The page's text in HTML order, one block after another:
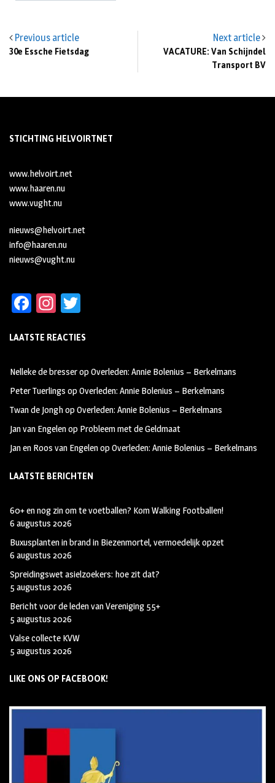
Previous article
30e Essche Fietsdag
Next article
VACATURE: Van Schijndel
Transport BV
STICHTING HELVOIRTNET
www.helvoirt.net
www.haaren.nu
www.vught.nu
nieuws@helvoirt.net
info@haaren.nu
nieuws@vught.nu
Fa
b
oo
k
In
ag
m
tt
LAATSTE REACTIES
Nelleke de bresseropOverleden: Annie Bolenius – Berkelmans
Peter Tuerlings opOverleden: Annie Bolenius – Berkelmans
Twan de JonghopOverleden: Annie Bolenius – Berkelmans
Jan van Engelenop Probleem met de Geldmaat
Jan en Roos van EngelenopOverleden: Annie Bolenius – Berkelmans
LAATSTE BERICHTEN
60+ en nog zin om te voetballen? Kom Walking Footballen!
6 augustus 2026
Buxusplanten in brand in Biezenmortel, vermoedelijk opzet
6 augustus 2026
Spreidingswet asielzoekers: hoe zit dat?
5 augustus 2026
Bericht voor de leden van Vereniging 55+
5 augustus 2026
Valse collecte KVW
5 augustus 2026
LIKE ONS OP FACEBOOK!